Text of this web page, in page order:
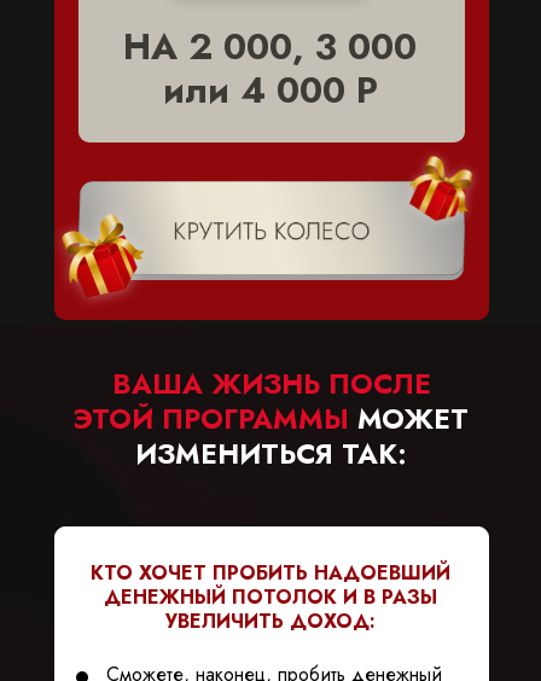
НА 2 000, 3 000
или 4 000 Р
КТО ХОЧЕТ ПРОБИТЬ НАДОЕВШИЙ
ДЕНЕЖНЫЙ ПОТОЛОК И В РАЗЫ
УВЕЛИЧИТЬ ДОХОД:
ВАША ЖИЗНЬ ПОСЛЕ
ЭТОЙ ПРОГРАММЫ МОЖЕТ
ИЗМЕНИТЬСЯ ТАК:
Сможете, наконец, пробить денежный